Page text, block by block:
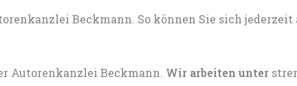
Autorenkanzlei Beckmann. Wir arbeiten unter